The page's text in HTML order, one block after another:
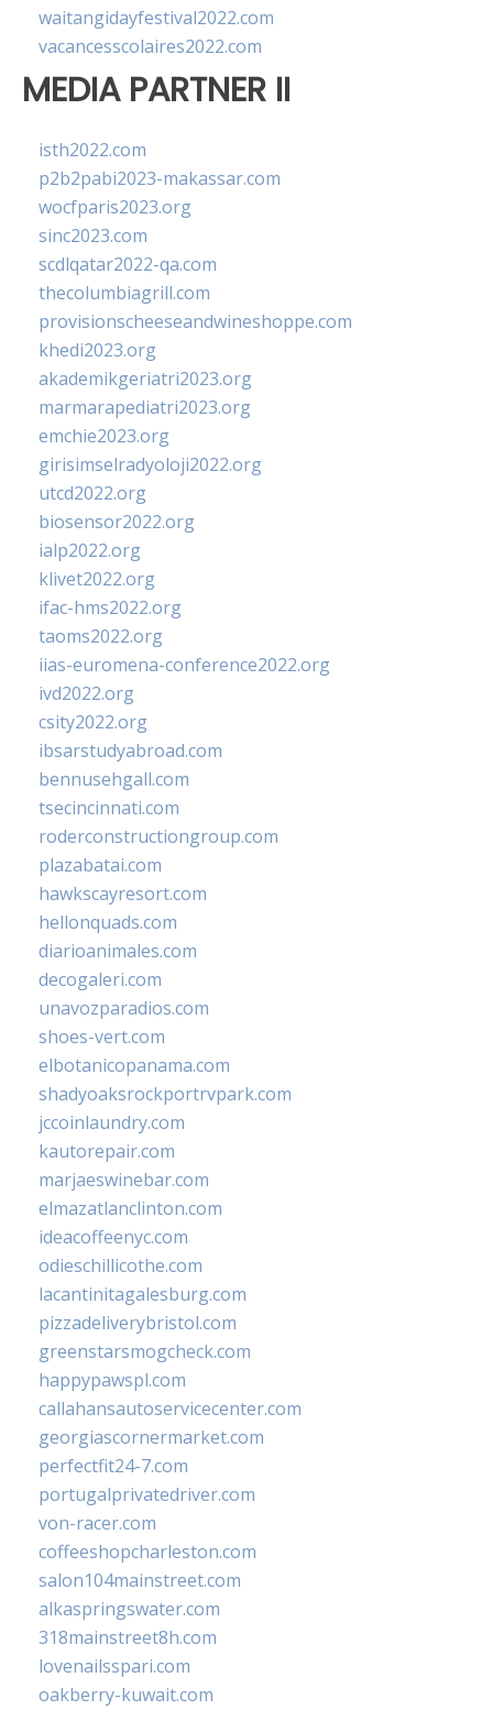
waitangidayfestival2022.com
vacancesscolaires2022.com
MEDIA PARTNER II
isth2022.com
p2b2pabi2023-makassar.com
wocfparis2023.org
sinc2023.com
scdlqatar2022-qa.com
thecolumbiagrill.com
provisionscheeseandwineshoppe.com
khedi2023.org
akademikgeriatri2023.org
marmarapediatri2023.org
emchie2023.org
girisimselradyoloji2022.org
utcd2022.org
biosensor2022.org
ialp2022.org
klivet2022.org
ifac-hms2022.org
taoms2022.org
iias-euromena-conference2022.org
ivd2022.org
csity2022.org
ibsarstudyabroad.com
bennusehgall.com
tsecincinnati.com
roderconstructiongroup.com
plazabatai.com
hawkscayresort.com
hellonquads.com
diarioanimales.com
decogaleri.com
unavozparadios.com
shoes-vert.com
elbotanicopanama.com
shadyoaksrockportrvpark.com
jccoinlaundry.com
kautorepair.com
marjaeswinebar.com
elmazatlanclinton.com
ideacoffeenyc.com
odieschillicothe.com
lacantinitagalesburg.com
pizzadeliverybristol.com
greenstarsmogcheck.com
happypawspl.com
callahansautoservicecenter.com
georgiascornermarket.com
perfectfit24-7.com
portugalprivatedriver.com
von-racer.com
coffeeshopcharleston.com
salon104mainstreet.com
alkaspringswater.com
318mainstreet8h.com
lovenailsspari.com
oakberry-kuwait.com